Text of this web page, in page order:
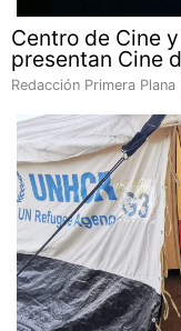
Centro de Cine
presentan Cine
Redacción Primera Plana |